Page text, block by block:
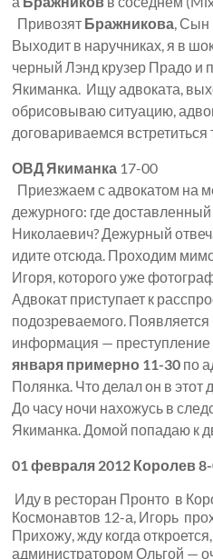
Привозят Бражникова, Сын
Выходит в наручниках, я в
черный Лэнд крузер Прадо и
Якиманка. Ищу адвоката,
обрисовываю ситуацию,
договариваемся встретиться
ОВД Якиманка 17-00
Приезжаем с адвокатом на
дежурного: где
Николаевич? Дежурный
идите отсюда. Проходим
Игоря, которого уже
Адвокат приступает к
подозреваемого.
информация —
января примерно 11-30 по
Полянка. Что делал он в этот
До часу ночи нахожусь в
Якиманка. Домой попадаю к
01 февраля 2012 Королев
Иду в ресторан Пронто в
Космонавтов 12-а, Игорь
Прихожу, жду когда
администратором Ольгой —